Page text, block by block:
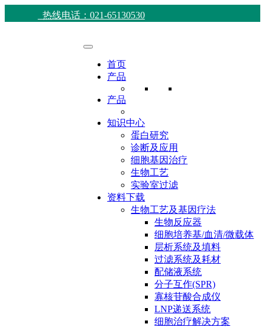
热线电话：021-65130530
首页
产品
产品
知识中心
蛋白研究
诊断及应用
细胞基因治疗
生物工艺
实验室过滤
资料下载
生物工艺及基因疗法
生物反应器
细胞培养基/血清/微载体
层析系统及填料
过滤系统及耗材
配储液系统
分子互作(SPR)
寡核苷酸合成仪
LNP递送系统
细胞治疗解决方案